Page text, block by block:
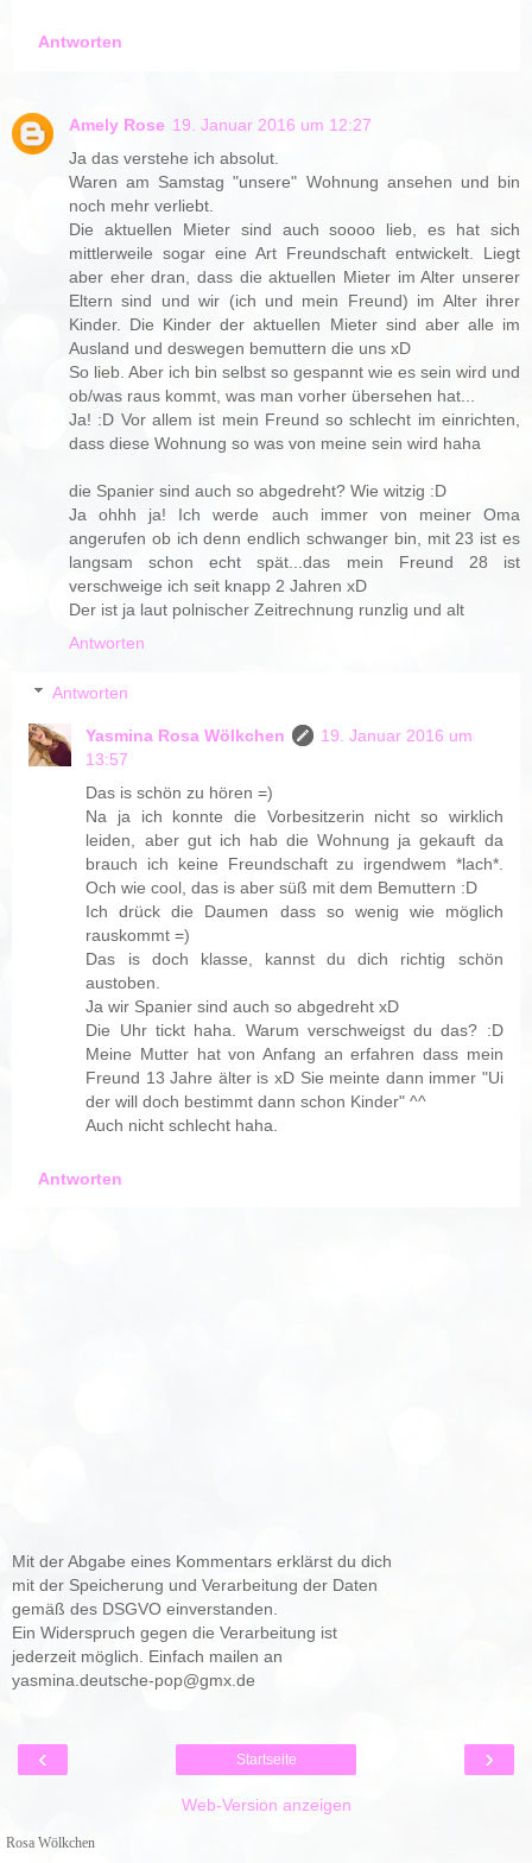
Antworten
Amely Rose 19. Januar 2016 um 12:27
Ja das verstehe ich absolut.
Waren am Samstag "unsere" Wohnung ansehen und bin
noch mehr verliebt.
Die aktuellen Mieter sind auch soooo lieb, es hat sich
mittlerweile sogar eine Art Freundschaft entwickelt. Liegt
aber eher dran, dass die aktuellen Mieter im Alter unserer
Eltern sind und wir (ich und mein Freund) im Alter ihrer
Kinder. Die Kinder der aktuellen Mieter sind aber alle im
Ausland und deswegen bemuttern die uns xD
So lieb. Aber ich bin selbst so gespannt wie es sein wird und
ob/was raus kommt, was man vorher übersehen hat...
Ja! :D Vor allem ist mein Freund so schlecht im einrichten,
dass diese Wohnung so was von meine sein wird haha
die Spanier sind auch so abgedreht? Wie witzig :D
Ja ohhh ja! Ich werde auch immer von meiner Oma
angerufen ob ich denn endlich schwanger bin, mit 23 ist es
langsam schon echt spät...das mein Freund 28 ist
verschweige ich seit knapp 2 Jahren xD
Der ist ja laut polnischer Zeitrechnung runzlig und alt
Antworten
Antworten
Yasmina Rosa Wölkchen
19. Januar 2016 um
13:57
Das is schön zu hören =)
Na ja ich konnte die Vorbesitzerin nicht so wirklich
leiden, aber gut ich hab die Wohnung ja gekauft da
brauch ich keine Freundschaft zu irgendwem *lach*.
Och wie cool, das is aber süß mit dem Bemuttern :D
Ich drück die Daumen dass so wenig wie möglich
rauskommt =)
Das is doch klasse, kannst du dich richtig schön
austoben.
Ja wir Spanier sind auch so abgedreht xD
Die Uhr tickt haha. Warum verschweigst du das? :D
Meine Mutter hat von Anfang an erfahren dass mein
Freund 13 Jahre älter is xD Sie meinte dann immer "Ui
der will doch bestimmt dann schon Kinder" ^^
Auch nicht schlecht haha.
Antworten
Mit der Abgabe eines Kommentars erklärst du dich
mit der Speicherung und Verarbeitung der Daten
gemäß des DSGVO einverstanden.
Ein Widerspruch gegen die Verarbeitung ist
jederzeit möglich. Einfach mailen an
yasmina.deutsche-pop@gmx.de
‹ ›
Startseite
Web-Version anzeigen
Rosa Wölkchen